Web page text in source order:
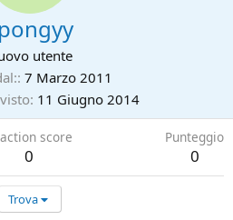
utente
7 Marzo 2011
11 Giugno 2014
score
0
Punteggio
0
Trova